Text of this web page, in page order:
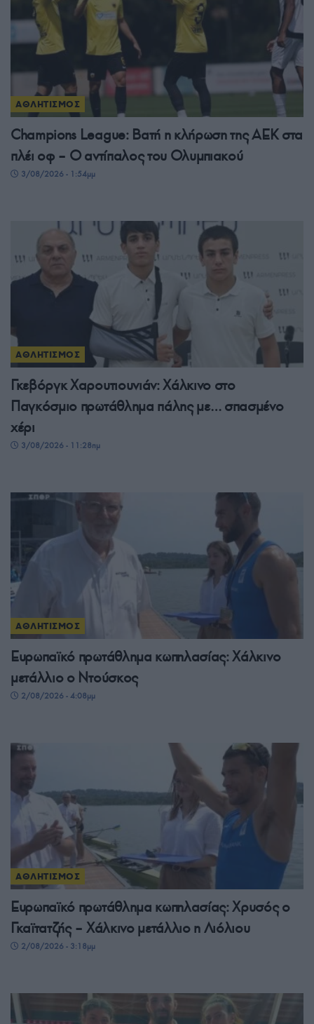
ΑΘΛΗΤΙΣΜΟΣ
Champions League: Βατή η κλήρωση της ΑΕΚ στα
πλέι οφ – Ο αντίπαλος του Ολυμπιακού
3/08/2026 - 1:54μμ
ΑΘΛΗΤΙΣΜΟΣ
Γκεβόργκ Χαρουτιουνιάν: Χάλκινο στο
Παγκόσμιο πρωτάθλημα πάλης με… σπασμένο
χέρι
3/08/2026 - 11:28πμ
ΑΘΛΗΤΙΣΜΟΣ
Ευρωπαϊκό πρωτάθλημα κωπηλασίας: Χάλκινο
μετάλλιο ο Ντούσκος
2/08/2026 - 4:08μμ
ΑΘΛΗΤΙΣΜΟΣ
Ευρωπαϊκό πρωτάθλημα κωπηλασίας: Χρυσός ο
Γκαϊτατζής – Χάλκινο μετάλλιο η Λιόλιου
2/08/2026 - 3:18μμ